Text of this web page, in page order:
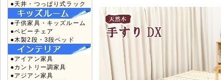
●天井・つっぱり式ラック
●子供家具・キッズルーム
●ベビーチェア
●木製2段・3段ベッド
●アイアン家具
●カントリー調家具
●アジアン家具